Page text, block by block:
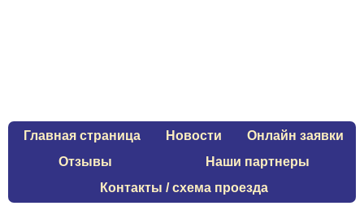
Главная страница Новости
Онлайн заявки
Отзывы
Наши партнеры
Контакты / схема проезда